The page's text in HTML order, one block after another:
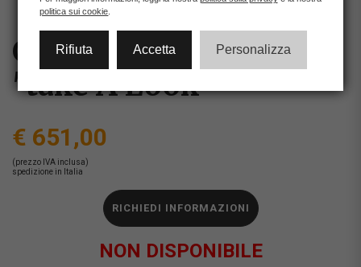
Gianni Moramarco -
"take A Look"
€ 651,00
(prezzo IVA inclusa)
spedizione in Italia
RICHIEDI INFORMAZIONI
NON DISPONIBILE
politica sui cookie.
Rifiuta Accetta Personalizza